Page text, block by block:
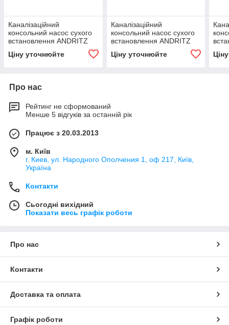
Каналізаційний
консольний насос сухого
встановлення ANDRITZ
Ritz (Німеччина) SD 200-
400.Z/E+90/4
Ціну уточнюйте
Каналізаційний
консольний насос сухого
встановлення ANDRITZ
Ritz (Німеччина) SD 150-
400.Z/E+90/4
Ціну уточнюйте
Про нас
Рейтинг не сформований
Менше 5 відгуків за останній рік
Працює з 20.03.2013
м. Київ
г. Киев, ул. Народного Ополчения 1, оф 217, Київ,
Україна
Контакти
Сьогодні вихідний
Показати весь графік роботи
Про нас
Контакти
Доставка та оплата
Графік роботи